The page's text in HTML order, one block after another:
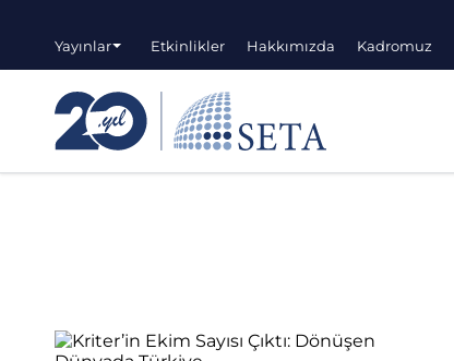
Yayınlar Etkinlikler Hakkımızda Kadromuz